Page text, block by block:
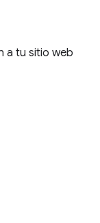
a tu sitio web